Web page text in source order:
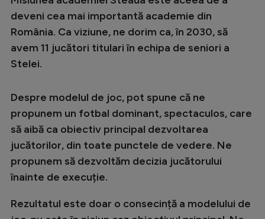
JO 2026
Intră în cont
Creează cont
deveni cea mai importantă academie din
România. Ca viziune, ne dorim ca, în 2030, să
avem 11 jucători titulari în echipa de seniori a
Stelei.
Despre modelul de joc, pot spune că ne
propunem un fotbal dominant, spectaculos, care
să aibă ca obiectiv principal dezvoltarea
jucătorilor, din toate punctele de vedere. Ne
propunem să dezvoltăm decizia jucătorului
înainte de execuție.
Rezultatul este doar o consecință a modelului de